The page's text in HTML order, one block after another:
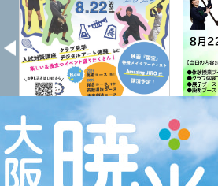
金光八尾高校
×